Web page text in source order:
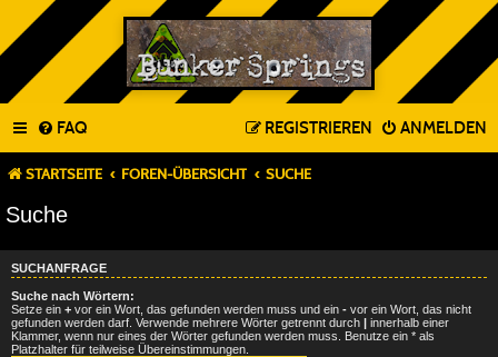
FAQ ANMELDEN
REGISTRIEREN
STARTSEITE FOREN-ÜBERSICHT SUCHE
Suche
SUCHANFRAGE
Suche nach Wörtern:
Setze ein + vor ein Wort, das gefunden werden muss und ein - vor ein Wort, das nicht
gefunden werden darf. Verwende mehrere Wörter getrennt durch | innerhalb einer
Klammer, wenn nur eines der Wörter gefunden werden muss. Benutze ein * als
Platzhalter für teilweise Übereinstimmungen.